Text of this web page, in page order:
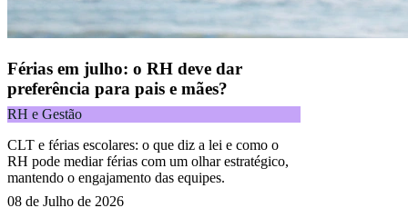
Férias em julho: o RH deve dar
preferência para pais e mães?
RH e Gestão
CLT e férias escolares: o que diz a lei e como o
RH pode mediar férias com um olhar estratégico,
mantendo o engajamento das equipes.
08 de Julho de 2026